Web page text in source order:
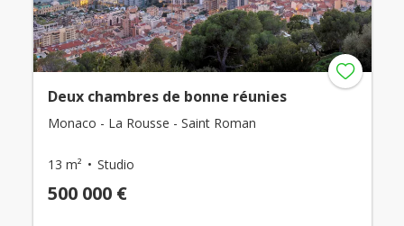
Deux chambres de bonne réunies
Monaco - La Rousse - Saint Roman
13 m² Studio
500 000 €